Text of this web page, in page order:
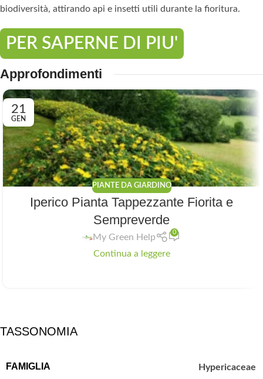
biodiversità, attirando api e insetti utili durante la fioritura.
PER SAPERNE DI PIU'
Approfondimenti
21
GEN
PIANTE DA GIARDINO
Iperico Pianta Tappezzante Fiorita e
Sempreverde
My Green Help
0
Continua a leggere
TASSONOMIA
FAMIGLIA Hypericaceae